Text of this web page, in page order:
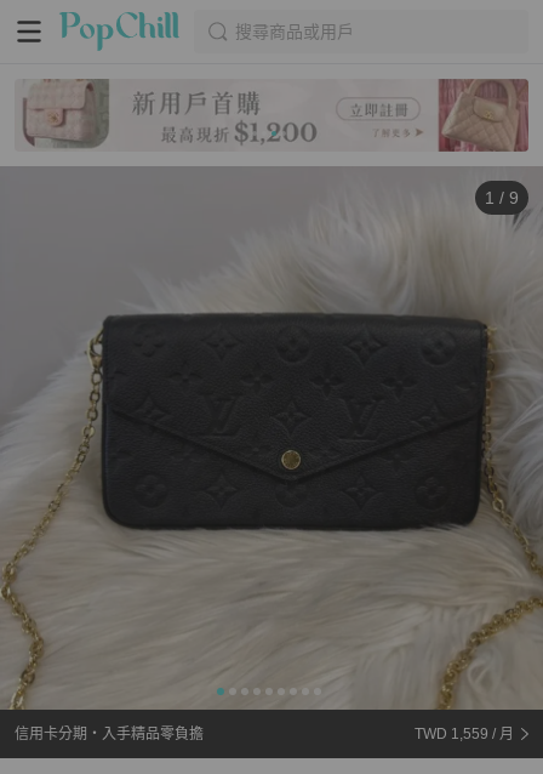
搜尋商品或用戶
1 / 9
信用卡分期・入手精品零負擔 TWD 1,559 / 月